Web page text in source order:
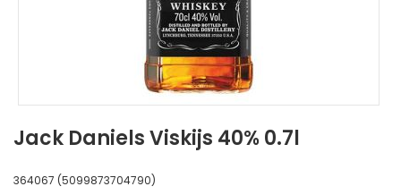
Jack Daniels Viskijs 40% 0.7l
364067 (5099873704790)